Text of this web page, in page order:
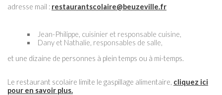
adresse mail : restaurantscolaire@beuzeville.fr
Jean-Philippe, cuisinier et responsable cuisine,
Dany et Nathalie, responsables de salle,
et une dizaine de personnes à plein temps ou à mi-temps.
Le restaurant scolaire limite le gaspillage alimentaire, cliquez ici
pour en savoir plus.